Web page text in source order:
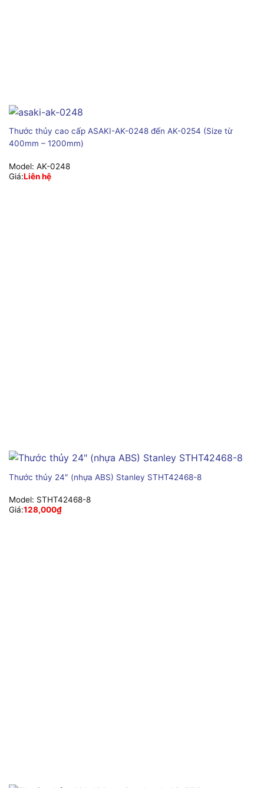
Thước thủy cao cấp ASAKI-AK-0248 đến AK-0254 (Size từ
400mm – 1200mm)
Model: AK-0248
Giá:Liên hệ
Thước thủy 24″ (nhựa ABS) Stanley STHT42468-8
Model: STHT42468-8
Giá:128,000₫